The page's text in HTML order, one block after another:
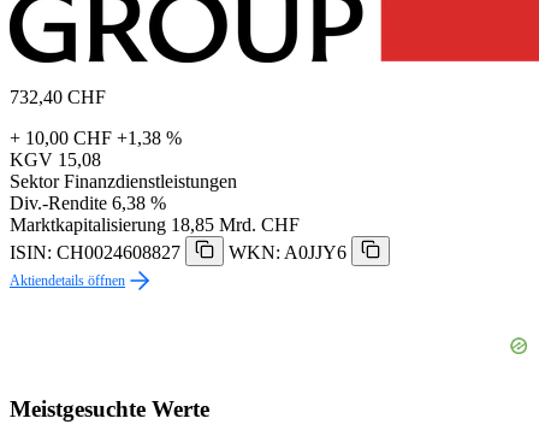
732,40 CHF
+ 10,00 CHF +1,38 %
KGV 15,08
Sektor Finanzdienstleistungen
Div.-Rendite 6,38 %
Marktkapitalisierung 18,85 Mrd. CHF
ISIN: CH0024608827
WKN: A0JJY6
Aktiendetails öffnen
Meistgesuchte Werte